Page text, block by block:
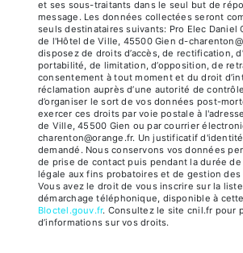
et ses sous-traitants dans le seul but de
message. Les données collectées seront
seuls destinataires suivants: Pro Elec Daniel
de l'Hôtel de Ville, 45500 Gien d-
disposez de droits d’accès, de rectification,
portabilité, de limitation, d’opposition, de
consentement à tout moment et du droit
réclamation auprès d’une autorité de
d’organiser le sort de vos données post-
exercer ces droits par voie postale à
de Ville, 45500 Gien ou par courrier
charenton@orange.fr. Un justificatif
demandé. Nous conservons vos données
de prise de contact puis pendant la durée
légale aux fins probatoires et de gestion
Vous avez le droit de vous inscrire sur la
démarchage téléphonique, disponible à
Bloctel.gouv.fr. Consultez le site cnil.fr pour
d’informations sur vos droits.